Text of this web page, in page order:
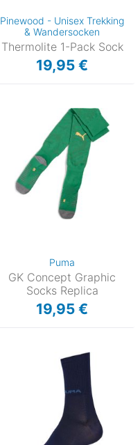
Pinewood - Unisex Trekking
& Wandersocken
Thermolite 1-Pack Sock
19,95 €
Puma
GK Concept Graphic
Socks Replica
19,95 €